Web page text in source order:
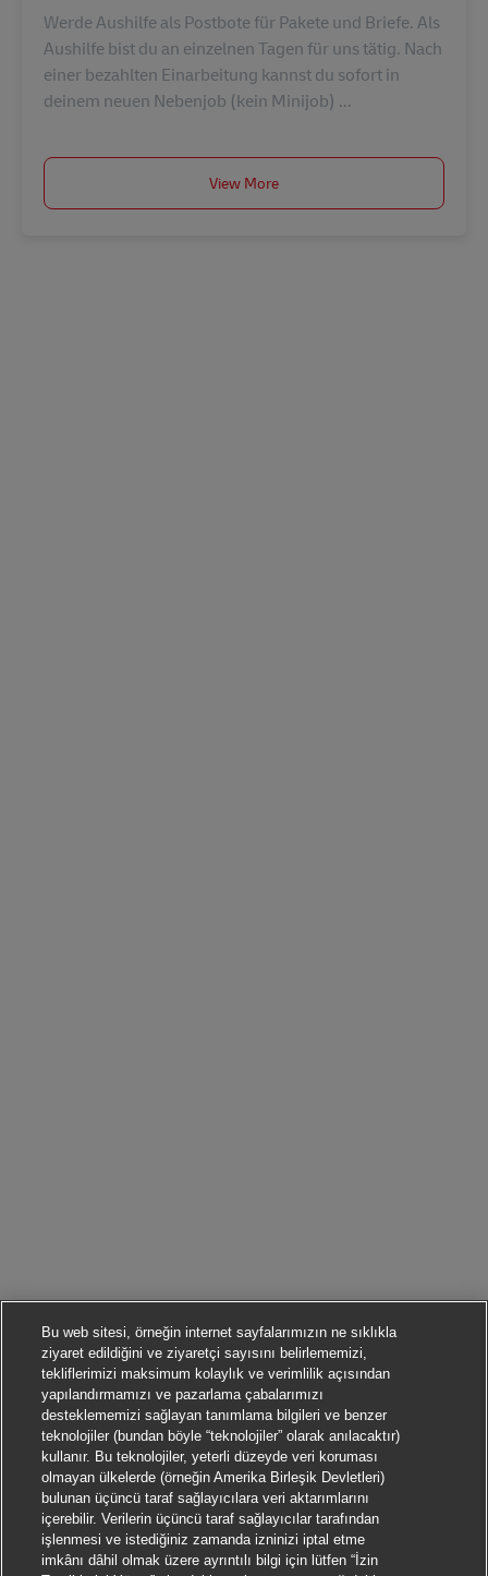
Werde Aushilfe als Postbote für Pakete und Briefe. Als
Aushilfe bist du an einzelnen Tagen für uns tätig. Nach
einer bezahlten Einarbeitung kannst du sofort in
deinem neuen Nebenjob (kein Minijob) ...
View More
Bu web sitesi, örneğin internet sayfalarımızın ne sıklıkla
ziyaret edildiğini ve ziyaretçi sayısını belirlememizi,
tekliflerimizi maksimum kolaylık ve verimlilik açısından
yapılandırmamızı ve pazarlama çabalarımızı
desteklememizi sağlayan tanımlama bilgileri ve benzer
teknolojiler (bundan böyle “teknolojiler” olarak anılacaktır)
kullanır. Bu teknolojiler, yeterli düzeyde veri koruması
olmayan ülkelerde (örneğin Amerika Birleşik Devletleri)
bulunan üçüncü taraf sağlayıcılara veri aktarımlarını
içerebilir. Verilerin üçüncü taraf sağlayıcılar tarafından
işlenmesi ve istediğiniz zamanda izninizi iptal etme
imkânı dâhil olmak üzere ayrıntılı bilgi için lütfen “İzin